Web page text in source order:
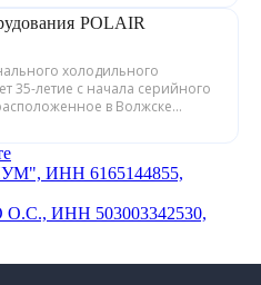
POLAIR
холодильного
35-летие с начала серийного
в Волжске
обору...